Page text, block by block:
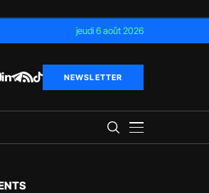
jeudi 6 août 2026
NEWSLETTER